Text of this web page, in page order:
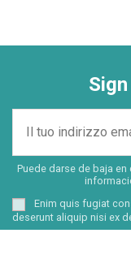
Puede darse de baja
Enim quis fugiat
deserunt aliquip nisi ex